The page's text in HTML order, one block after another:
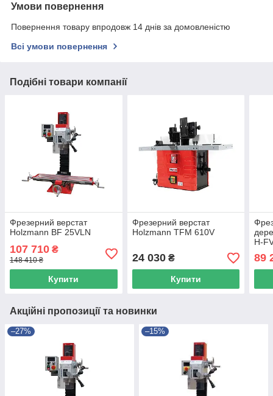
Умови повернення
Повернення товару впродовж 14 днів за домовленістю
Всі умови повернення
Подібні товари компанії
Фрезерний верстат
Holzmann BF 25VLN
107 710 ₴
148 410 ₴
Купити
Фрезерний верстат
Holzmann TFM 610V
24 030₴
Купити
H-
89
Акційні пропозиції та новинки
–27% –15%